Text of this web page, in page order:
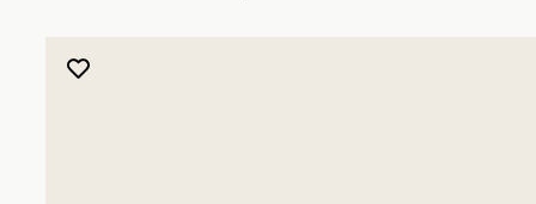
Lägg till produkt i favoriter